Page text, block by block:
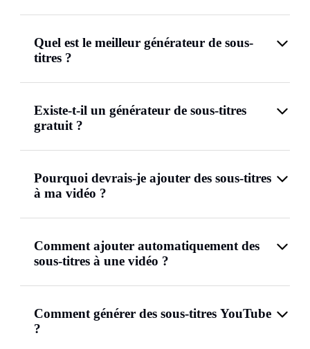
Quel est le meilleur générateur de sous-
titres ?
Existe-t-il un générateur de sous-titres
gratuit ?
Pourquoi devrais-je ajouter des sous-titres
à ma vidéo ?
Comment ajouter automatiquement des
sous-titres à une vidéo ?
Comment générer des sous-titres YouTube
?